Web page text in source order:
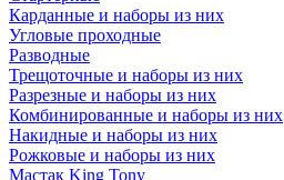
Карданные и наборы из них
Угловые проходные
Разводные
Трещоточные и наборы из них
Разрезные и наборы из них
Комбинированные и наборы из них
Накидные и наборы из них
Рожковые и наборы из них
Мастак King Tony